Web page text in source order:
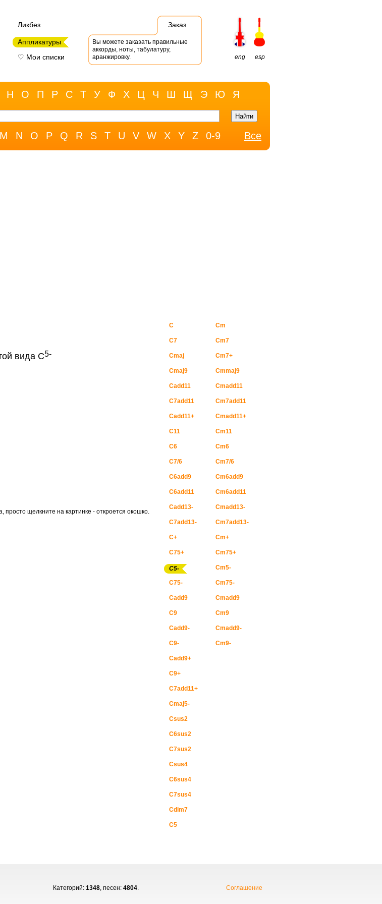
Ликбез
Аппликатуры
♡ Мои списки
Заказ
Вы можете заказать правильные
аккорды, ноты, табулатуру,
аранжировку.
eng esp
Н О П Р С Т У Ф Х Ц Ч Ш Щ Э Ю Я
M N O P Q R S T U V W X Y Z 0-9 Все
вида C5-
просто щелкните на картинке - откроется окошко.
C Cm
C7 Cm7
Cmaj Cm7+
Cmaj9 Cmmaj9
Cadd11 Cmadd11
C7add11 Cm7add11
Cadd11+ Cmadd11+
C11 Cm11
C6 Cm6
C7/6 Cm7/6
C6add9 Cm6add9
C6add11 Cm6add11
Cadd13- Cmadd13-
C7add13- Cm7add13-
C+ Cm+
C75+ Cm75+
C5- Cm5-
C75- Cm75-
Cadd9 Cmadd9
C9 Cm9
Cadd9- Cmadd9-
C9- Cm9-
Cadd9+
C9+
C7add11+
Cmaj5-
Csus2
C6sus2
C7sus2
Csus4
C6sus4
C7sus4
Cdim7
C5
Категорий: 1348, песен: 4804. Соглашение